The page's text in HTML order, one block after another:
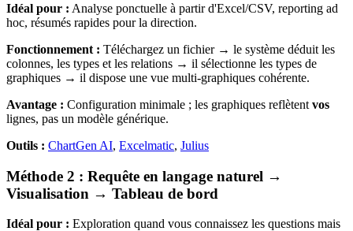
Idéal pour : Analyse ponctuelle à partir d'Excel/CSV, reporting ad
hoc, résumés rapides pour la direction.
Fonctionnement : Téléchargez un fichier → le système déduit les
colonnes, les types et les relations → il sélectionne les types de
graphiques → il dispose une vue multi-graphiques cohérente.
Avantage : Configuration minimale ; les graphiques reflètent vos
lignes, pas un modèle générique.
Outils : ChartGen AI, Excelmatic, Julius
Méthode 2 : Requête en langage naturel →
Visualisation → Tableau de bord
Idéal pour : Exploration quand vous connaissez les questions mais